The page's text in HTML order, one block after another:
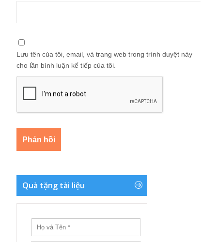
Lưu tên của tôi, email, và trang web trong trình duyệt này
cho lần bình luận kế tiếp của tôi.
Quà tặng tài liệu